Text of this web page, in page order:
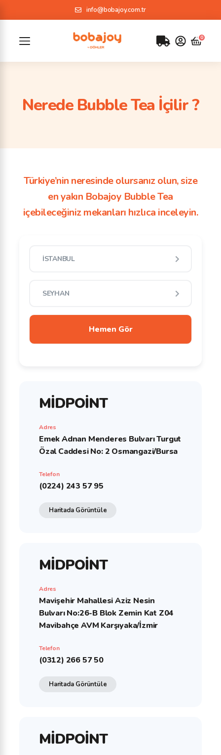
info@bobajoy.com.tr
Nerede Bubble Tea İçilir ?
Türkiye’nin neresinde olursanız olun, size
en yakın Bobajoy Bubble Tea
içebileceğiniz mekanları hızlıca inceleyin.
MİDPOİNT
Adres
Emek Adnan Menderes Bulvarı Turgut
Özal Caddesi No: 2 Osmangazi/Bursa
Telefon
(0224) 243 57 95
Haritada Görüntüle
MİDPOİNT
Adres
Mavişehir Mahallesi Aziz Nesin
Bulvarı No:26-B Blok Zemin Kat Z04
Mavibahçe AVM Karşıyaka/İzmir
Telefon
(0312) 266 57 50
Haritada Görüntüle
MİDPOİNT